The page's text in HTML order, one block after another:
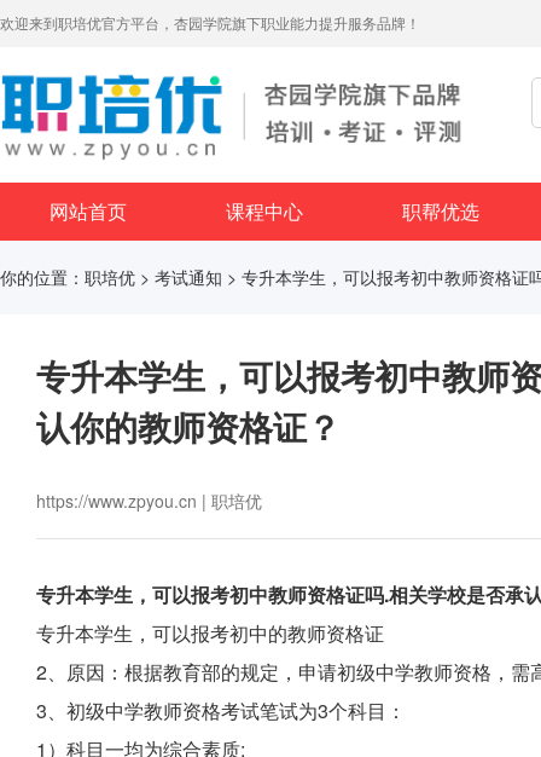
欢迎来到职培优官方平台，杏园学院旗下职业能力提升服务品牌！
网站首页 课程中心 职帮优选
你的位置： 职培优 > 考试通知 > 专升本学生，可以报考初中教师资格证
专升本学生，可以报考初中教师
认你的教师资格证？
https://www.zpyou.cn | 职培优
专升本学生，可以报考初中教师资格证吗.相关学校是否承
专升本学生，可以报考初中的教师资格证
2、原因：根据教育部的规定，申请初级中学教师资格，
3、初级中学教师资格考试笔试为3个科目：
1）科目一均为综合素质;